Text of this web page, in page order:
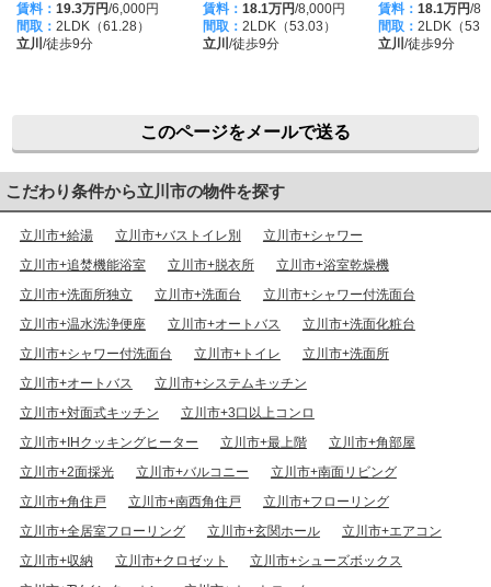
賃料： 19.3万円/6,000円
間取： 2LDK（61.28）
立川 /徒歩9分
賃料： 18.1万円/8,000円
間取： 2LDK（53.03）
立川 /徒歩9分
賃料： 18.1万円/
間取： 2LDK（
立川 /徒歩9分
このページをメールで送る
こだわり条件から立川市の物件を探す
立川市+給湯 立川市+バストイレ別
立川市+シャワー
立川市+追焚機能浴室
立川市+脱衣所
立川市+浴室乾燥機
立川市+洗面所独立
立川市+洗面台
立川市+シャワー付洗面台
立川市+温水洗浄便座
立川市+オートバス
立川市+洗面化粧台
立川市+シャワー付洗面台
立川市+トイレ
立川市+洗面所
立川市+オートバス
立川市+システムキッチン
立川市+対面式キッチン
立川市+3口以上コンロ
立川市+IHクッキングヒーター
立川市+最上階
立川市+角部屋
立川市+2面採光
立川市+バルコニー
立川市+南面リビング
立川市+角住戸
立川市+南西角住戸
立川市+フローリング
立川市+全居室フローリング
立川市+玄関ホール
立川市+エアコン
立川市+収納
立川市+クロゼット
立川市+シューズボックス